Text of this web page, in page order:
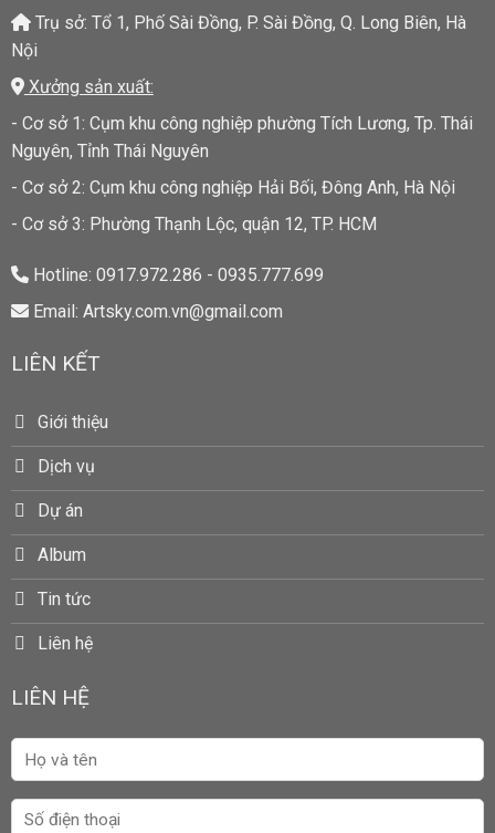
Trụ sở: Tổ 1, Phố Sài Đồng, P. Sài Đồng, Q. Long Biên, Hà
Nội
Xưởng sản xuất:
- Cơ sở 1: Cụm khu công nghiệp phường Tích Lương, Tp. Thái
Nguyên, Tỉnh Thái Nguyên
- Cơ sở 2: Cụm khu công nghiệp Hải Bối, Đông Anh, Hà Nội
- Cơ sở 3: Phường Thạnh Lộc, quận 12, TP. HCM
Hotline: 0917.972.286 - 0935.777.699
Email: Artsky.com.vn@gmail.com
LIÊN KẾT
Giới thiệu
Dịch vụ
Dự án
Album
Tin tức
Liên hệ
LIÊN HỆ